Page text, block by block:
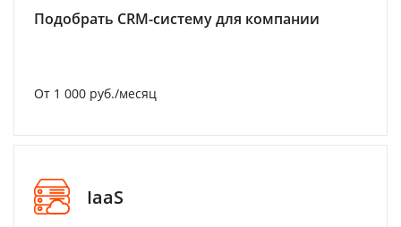
Подобрать CRM-систему для компании
От 1 000 руб./месяц
IaaS